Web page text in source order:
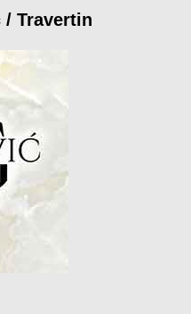
/ Travertin